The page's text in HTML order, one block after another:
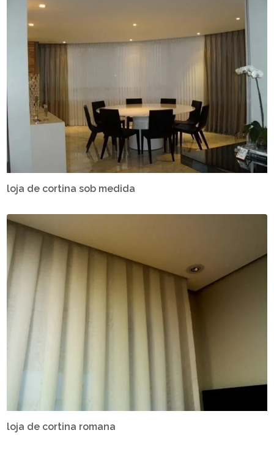
loja de cortina sob medida
loja de cortina romana